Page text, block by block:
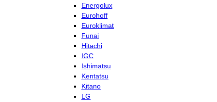
Energolux
Eurohoff
Euroklimat
Funai
Hitachi
IGC
Ishimatsu
Kentatsu
Kitano
LG